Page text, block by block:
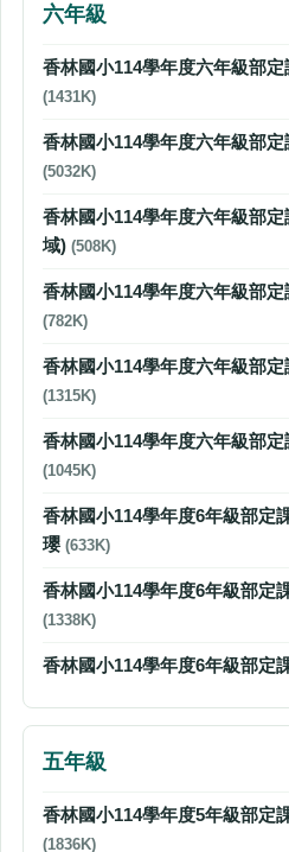
六年級
香林國小114學年度六年級部
(1431K)
香林國小114學年度六年級部
(5032K)
香林國小114學年度六年級部
域) (508K)
香林國小114學年度六年級部
(782K)
香林國小114學年度六年級部
(1315K)
香林國小114學年度六年級部
(1045K)
香林國小114學年度6年級部定
瓔 (633K)
香林國小114學年度6年級部定
(1338K)
香林國小114學年度6年級部定
五年級
香林國小114學年度5年級部定
(1836K)